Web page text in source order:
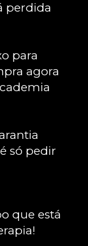
perdida
para
agora
só pedir
que está